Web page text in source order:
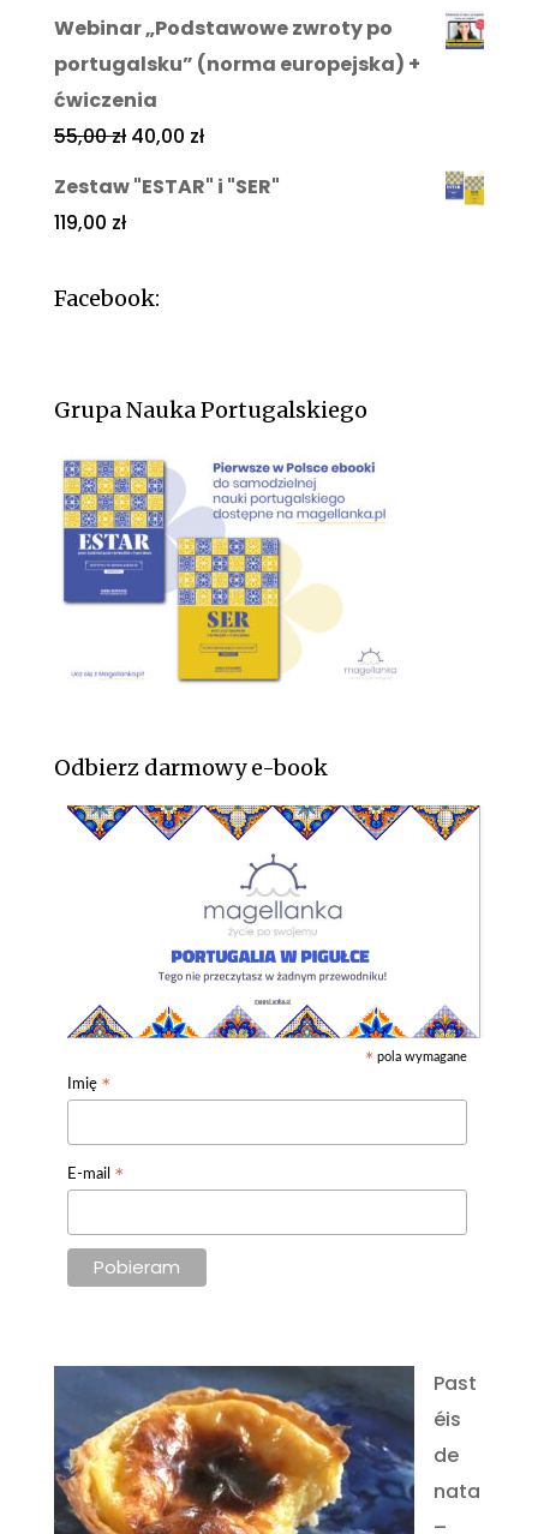
Webinar „Podstawowe zwroty po
portugalsku” (norma europejska) +
ćwiczenia
55,00zł 40,00 zł
Zestaw "ESTAR" i "SER"
119,00 zł
Facebook:
Grupa Nauka Portugalskiego
Odbierz darmowy e-book
* pola wymagane
Imię *
E-mail *
Past
éis
de
nata
–